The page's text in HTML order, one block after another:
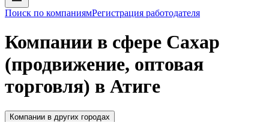
Поиск по компаниямРегистрация работодателя
Компании в сфере Сахар
(продвижение, оптовая
торговля) в Атиге
Компании в других городах